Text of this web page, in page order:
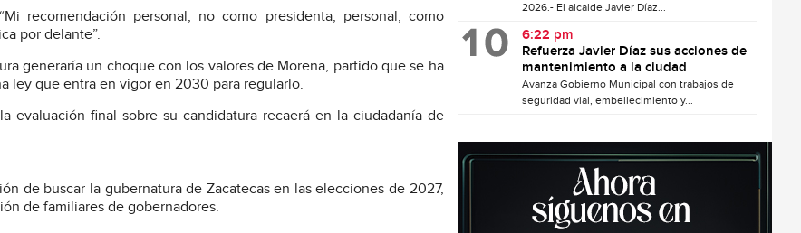
recomendación personal, no como presidenta, personal, como
por delante”.
generaría un choque con los valores de Morena, partido que se ha
ley que entra en vigor en 2030 para regularlo.
evaluación final sobre su candidatura recaerá en la ciudadanía de
de buscar la gubernatura de Zacatecas en las elecciones de 2027,
de familiares de gobernadores.
2026.- El alcalde Javier Díaz...
6:22 pm
Refuerza Javier Díaz sus acciones de
mantenimiento a la ciudad
Avanza Gobierno Municipal con trabajos de
seguridad vial, embellecimiento y...